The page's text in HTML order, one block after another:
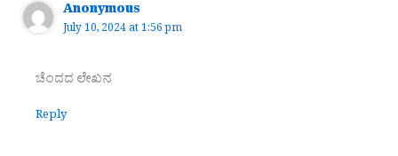
Anonymous
July 10, 2024 at 1:56 pm
ಚೆಂದದ ಲೇಖನ
Reply